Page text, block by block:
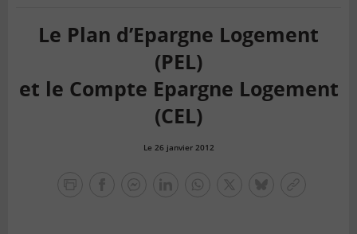
Le Plan d’Epargne Logement
(PEL)
et le Compte Epargne Logement
(CEL)
Le 26 janvier 2012